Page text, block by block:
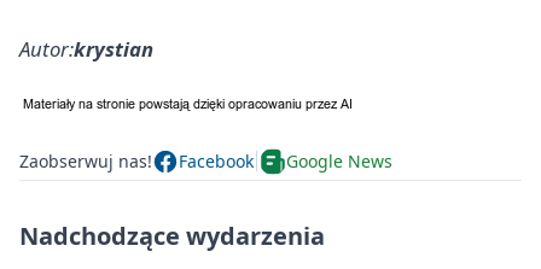
Autor:krystian
Zaobserwuj nas! Facebook Google News
Nadchodzące wydarzenia